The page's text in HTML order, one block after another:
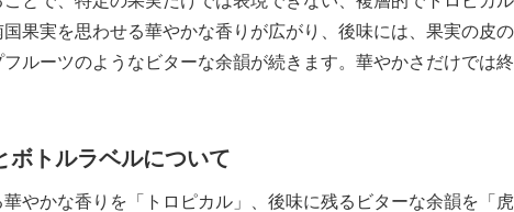
果実を思わせる華やかな香りが広がり、後味には、果実の皮
ルーツのようなビターな余韻が続きます。華やかさだけでは
ボトルラベルについて
やかな香りを「トロピカル」、後味に残るビターな余韻を「